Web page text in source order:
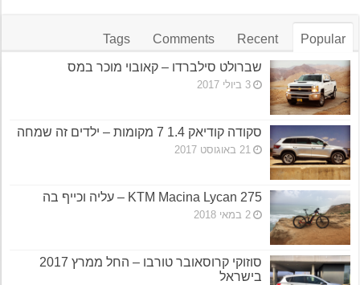
Popular
Recent
Comments
Tags
שברולט סילברדו – קאובוי מוכר במס
3 ביולי 2017
סקודה קודיאק 1.4 7 מקומות – ילדים זה שמחה
21 באוגוסט 2017
KTM Macina Lycan 275 – עליה וכייף בה
2 במאי 2018
סוזוקי קרוסאובר טורבו – החל ממרץ 2017
בישראל